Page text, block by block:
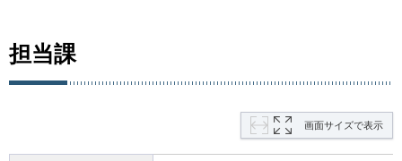
担当課
画面サイズで表示